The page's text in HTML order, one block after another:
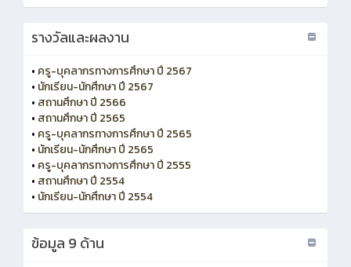
รางวัลและผลงาน
• ครู-บุคลากรทางการศึกษา ปี 2567
• นักเรียน-นักศึกษา ปี 2567
• สถานศึกษา ปี 2566
• สถานศึกษา ปี 2565
• ครู-บุคลากรทางการศึกษา ปี 2565
• นักเรียน-นักศึกษา ปี 2565
• ครู-บุคลากรทางการศึกษา ปี 2555
• สถานศึกษา ปี 2554
• นักเรียน-นักศึกษา ปี 2554
ข้อมูล 9 ด้าน